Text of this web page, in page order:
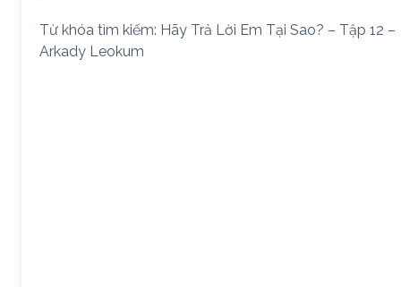
Từ khóa tìm kiếm: Hãy Trả Lời Em Tại Sao? – Tập 12 –
Arkady Leokum